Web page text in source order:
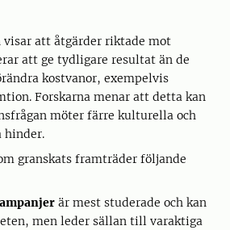
visar att åtgärder riktade mot
att ge tydligare resultat än de
kostvanor, exempelvis
Forskarna menar att detta kan
möter färre kulturella och
hinder.
granskats framträder följande
är mest studerade och kan
men leder sällan till varaktiga